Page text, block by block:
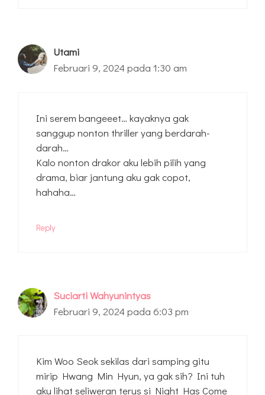
Utami
Februari 9, 2024 pada 1:30 am
Ini serem bangeeet… kayaknya gak
sanggup nonton thriller yang berdarah-
darah…
Kalo nonton drakor aku lebih pilih yang
drama, biar jantung aku gak copot,
hahaha…
Reply
Suciarti Wahyunintyas
Februari 9, 2024 pada 6:03 pm
Kim Woo Seok sekilas dari samping gitu
mirip Hwang Min Hyun, ya gak sih? Ini tuh
aku lihat seliweran terus si Night Has Come